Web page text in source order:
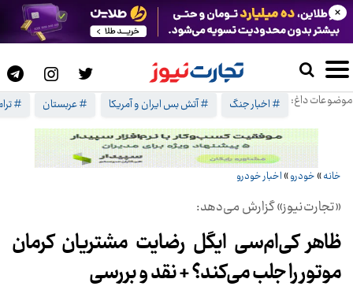
موضوعات داغ: # اخبار جنگ # آتش بس ایران و آمریکا # عربستان #
×
خانه» خودرو» اخبار خودرو
«تجارت‌نیوز» گزارش می‌دهد:
ظاهر کی‌ام‌سی ایگل رضایت مشتریان کرمان
موتور را جلب می‌کند؟ + نقد و بررسی